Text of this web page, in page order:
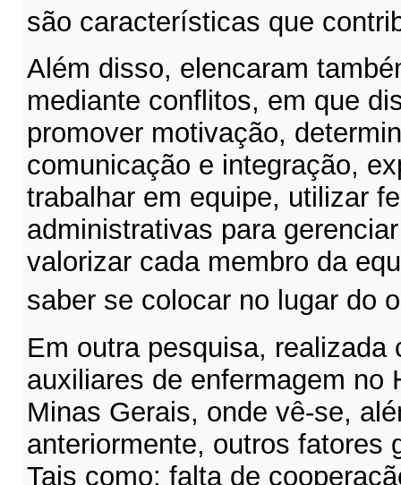
são características que
Além disso, elencaram
mediante conflitos, em que
promover motivação,
comunicação e integração,
trabalhar em equipe, utilizar
administrativas para
valorizar cada membro da
saber se colocar no lugar do
Em outra pesquisa, realizada
auxiliares de enfermagem no
Minas Gerais, onde vê-se,
anteriormente, outros fatores
Tais como: falta de